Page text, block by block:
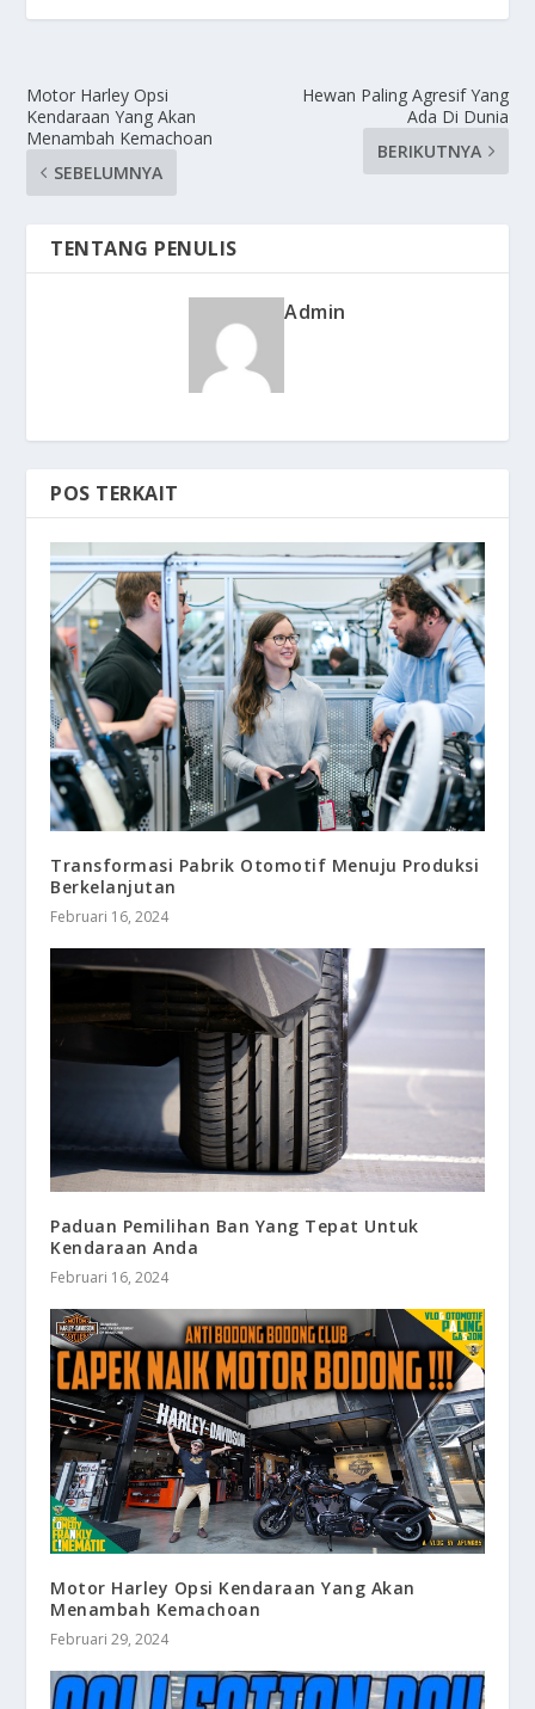
Motor Harley Opsi
Kendaraan Yang Akan
Menambah Kemachoan
SEBELUMNYA
Hewan Paling Agresif Yang
Ada Di Dunia
BERIKUTNYA
TENTANG PENULIS
Admin
POS TERKAIT
Transformasi Pabrik Otomotif Menuju Produksi
Berkelanjutan
Februari 16, 2024
Paduan Pemilihan Ban Yang Tepat Untuk
Kendaraan Anda
Februari 16, 2024
Motor Harley Opsi Kendaraan Yang Akan
Menambah Kemachoan
Februari 29, 2024